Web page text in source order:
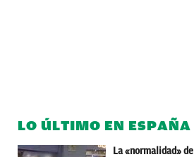
LO ÚLTIMO EN ESPAÑA
La «normalidad» de